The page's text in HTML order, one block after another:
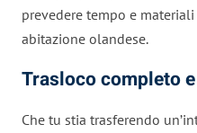
prevedere tempo e
abitazione olandese.
Trasloco completo
Che tu stia trasferendo